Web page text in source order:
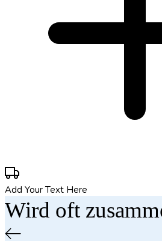
Add Your Text Here
Wird oft